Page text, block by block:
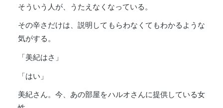
そういう人が、うたえなくなっている。
その辛さだけは、説明してもらわなくてもわかるような
気がする。
「美紀はさ」
「はい」
美紀さん。今、あの部屋をハルオさんに提供している女